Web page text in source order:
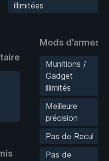
illimitées
Mods d’armes
Munitions /
Gadget
illimités
Meilleure
précision
Pas de Recul
Pas de